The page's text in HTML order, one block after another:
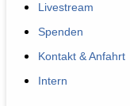
Livestream
Spenden
Kontakt & Anfahrt
Intern